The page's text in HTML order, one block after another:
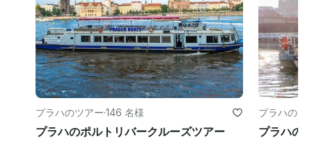
プラハのツアー·146 名様
プラハのポルトリバークルーズツアー
プラハのツ
プラハの